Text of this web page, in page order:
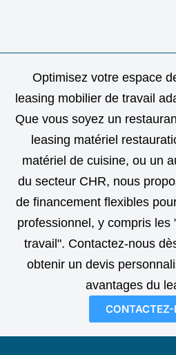
Optimisez votre espace
leasing mobilier de travail
Que vous soyez un
leasing matériel
matériel de cuisine, ou un
du secteur CHR, nous
de financement flexibles
professionnel, y compris les
travail". Contactez-nous
obtenir un devis
avantages du
CONTACTEZ-